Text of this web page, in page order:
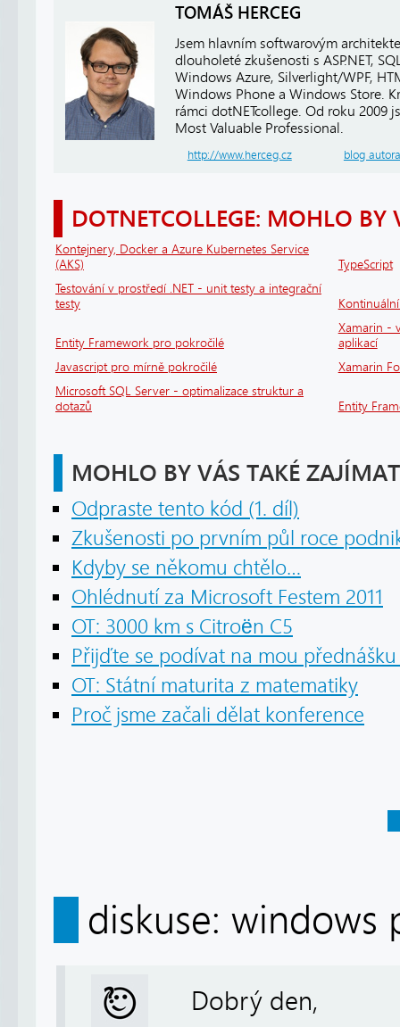
TOMÁŠ HERCEG
Jsem hlavním softwarovým
dlouholeté zkušenosti s ASP.NET,
Windows Azure, Silverlight/WPF,
Windows Phone a Windows Store.
rámci dotNETcollege. Od roku 2009
Most Valuable Professional.
http://www.herceg.cz blog autora
DOTNETCOLLEGE: MOHLO BY
Kontejnery, Docker a Azure Kubernetes Service
(AKS)
TypeScript
Testování v prostředí .NET - unit testy a integrační
testy
Entity Framework pro pokročilé
Xamarin -
aplikací
Javascript pro mírně pokročilé
Xamarin
Microsoft SQL Server - optimalizace struktur a
dotazů
Entity
MOHLO BY VÁS TAKÉ ZAJÍMAT
Odpraste tento kód (1. díl)
Zkušenosti po prvním půl roce
Kdyby se někomu chtělo…
Ohlédnutí za Microsoft Festem 2011
OT: 3000 km s Citroën C5
Přijďte se podívat na mou
OT: Státní maturita z matematiky
Proč jsme začali dělat konference
diskuse: windows
Dobrý den,